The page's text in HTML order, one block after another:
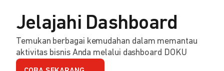
Jelajahi Dashboard
Temukan berbagai kemudahan dalam memantau
aktivitas bisnis Anda melalui dashboard DOKU